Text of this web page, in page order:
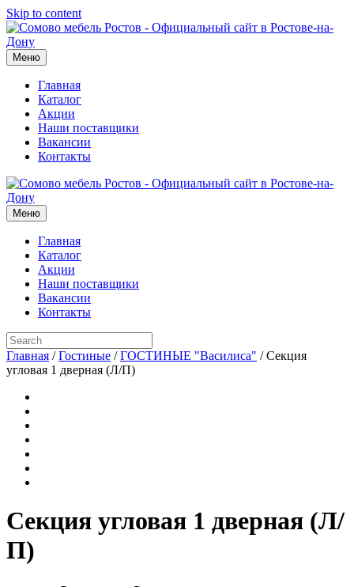
Skip to content
Меню
Главная
Каталог
Акции
Наши поставщики
Вакансии
Контакты
Меню
Главная
Каталог
Акции
Наши поставщики
Вакансии
Контакты
Главная /Гостиные /ГОСТИНЫЕ "Василиса" / Секция
угловая 1 дверная (Л/П)
Секция угловая 1 дверная (Л/
П)